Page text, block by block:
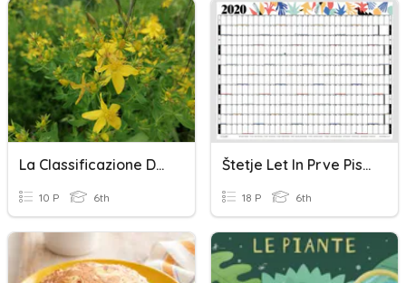
La Classificazione Delle Piante
10 P 6th
Štetje Let In Prve Pisave
18 P 6th